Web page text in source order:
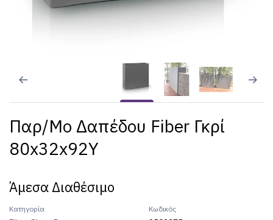
Παρ/μο Δαπέδου Fiber Γκρί
80x32x92Υ
Άμεσα Διαθέσιμο
Κατηγορία Κωδικός